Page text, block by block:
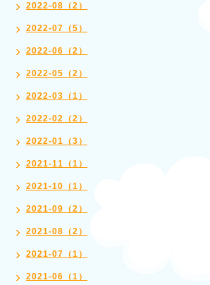
2022-08（2）
2022-07（5）
2022-06（2）
2022-05（2）
2022-03（1）
2022-02（2）
2022-01（3）
2021-11（1）
2021-10（1）
2021-09（2）
2021-08（2）
2021-07（1）
2021-06（1）